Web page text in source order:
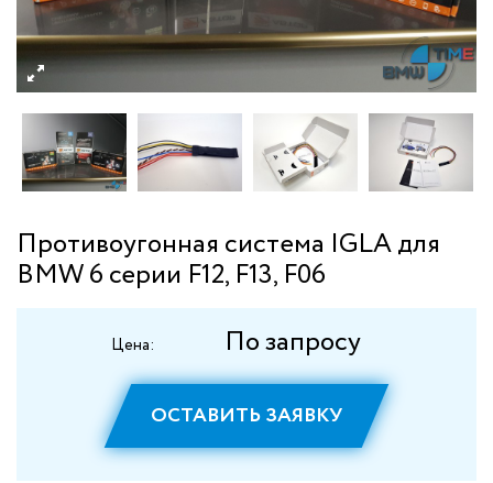
Противоугонная система IGLA для
BMW 6 серии F12, F13, F06
Цена: По запросу
ОСТАВИТЬ ЗАЯВКУ